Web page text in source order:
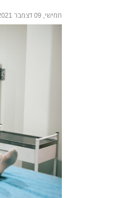
חמישי, 09 דצמבר 2021